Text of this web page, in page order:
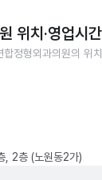
위치·영업시간
합정형외과의원의 위
, 2층 (노원동2가)